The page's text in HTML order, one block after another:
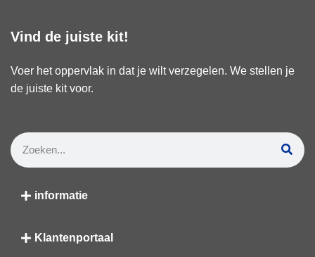
Vind de juiste kit!
Voer het oppervlak in dat je wilt verzegelen. We stellen je
de juiste kit voor.
informatie
Klantenportaal